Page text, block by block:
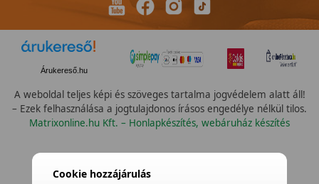
Árukereső.hu
A weboldal teljes képi és szöveges tartalma jogvédelem alatt áll!
– Ezek felhasználása a jogtulajdonos írásos engedélye nélkül tilos.
Matrixonline.hu Kft. – Honlapkészítés, webáruház készítés
Cookie hozzájárulás